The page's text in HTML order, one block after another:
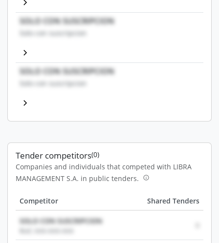
SOLO CON SUSCRIPCION
Solo con suscripcion
SOLO CON SUSCRIPCION
Solo con suscripcion
Tender competitors(0)
Companies and individuals that competed with LIBRA
MANAGEMENT S.A. in public tenders.
Competitor Shared Tenders
SOLO CON SUSCRIPCION